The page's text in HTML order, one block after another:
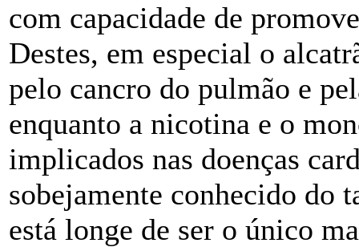
com capacidade de
Destes, em especial o
pelo cancro do pulmão e
enquanto a nicotina e o
implicados nas doenças
sobejamente conhecido do
está longe de ser o único